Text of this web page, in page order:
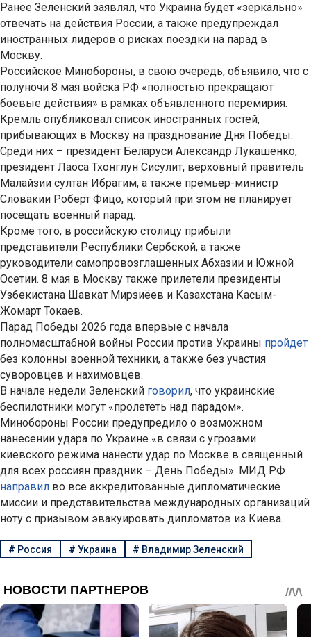
Ранее Зеленский заявлял, что Украина будет «зеркально»
отвечать на действия России, а также предупреждал
иностранных лидеров о рисках поездки на парад в
Москву.
Российское Минобороны, в свою очередь, объявило, что с
полуночи 8 мая войска РФ «полностью прекращают
боевые действия» в рамках объявленного перемирия.
Кремль опубликовал список иностранных гостей,
прибывающих в Москву на празднование Дня Победы.
Среди них – президент Беларуси Александр Лукашенко,
президент Лаоса Тхонглун Сисулит, верховный правитель
Малайзии султан Ибрагим, а также премьер-министр
Словакии Роберт Фицо, который при этом не планирует
посещать военный парад.
Кроме того, в российскую столицу прибыли
представители Республики Сербской, а также
руководители самопровозглашенных Абхазии и Южной
Осетии. 8 мая в Москву также прилетели президенты
Узбекистана Шавкат Мирзиёев и Казахстана Касым-
Жомарт Токаев.
Парад Победы 2026 года впервые с начала
полномасштабной войны России против Украины пройдет
без колонны военной техники, а также без участия
суворовцев и нахимовцев.
В начале недели Зеленский говорил, что украинские
беспилотники могут «пролететь над парадом».
Минобороны России предупредило о возможном
нанесении удара по Украине «в связи с угрозами
киевского режима нанести удар по Москве в священный
для всех россиян праздник – День Победы». МИД РФ
направил во все аккредитованные дипломатические
миссии и представительства международных организаций
ноту с призывом эвакуировать дипломатов из Киева.
# Россия # Украина # Владимир Зеленский